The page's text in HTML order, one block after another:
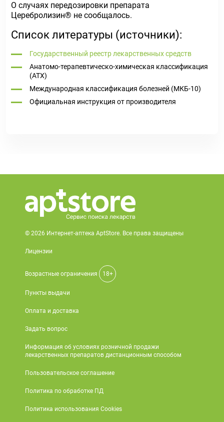
О случаях передозировки препарата
Церебролизин® не сообщалось.
Список литературы (источники):
Государственный реестр лекарственных средств
Анатомо-терапевтическо-химическая классификация
(ATX)
Международная классификация болезней (МКБ-10)
Официальная инструкция от производителя
© 2026 Интернет-аптека AptStore. Все права защищены
Лицензии
Возрастные ограничения 18+
Пункты выдачи
Оплата и доставка
Задать вопрос
Информация об условиях розничной продажи
лекарственных препаратов дистанционным способом
Пользовательское соглашение
Политика по обработке ПД
Политика использования Cookies